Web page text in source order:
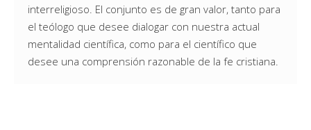
interreligioso. El conjunto es de gran valor, tanto para
el teólogo que desee dialogar con nuestra actual
mentalidad científica, como para el científico que
desee una comprensión razonable de la fe cristiana.